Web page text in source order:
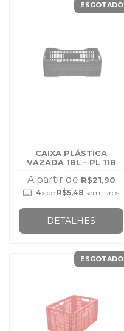
ESGOTADO
CAIXA PLÁSTICA
VAZADA 18L - PL 118
A partir de R$21,90
4x de R$5,48 sem juros
DETALHES
ESGOTADO